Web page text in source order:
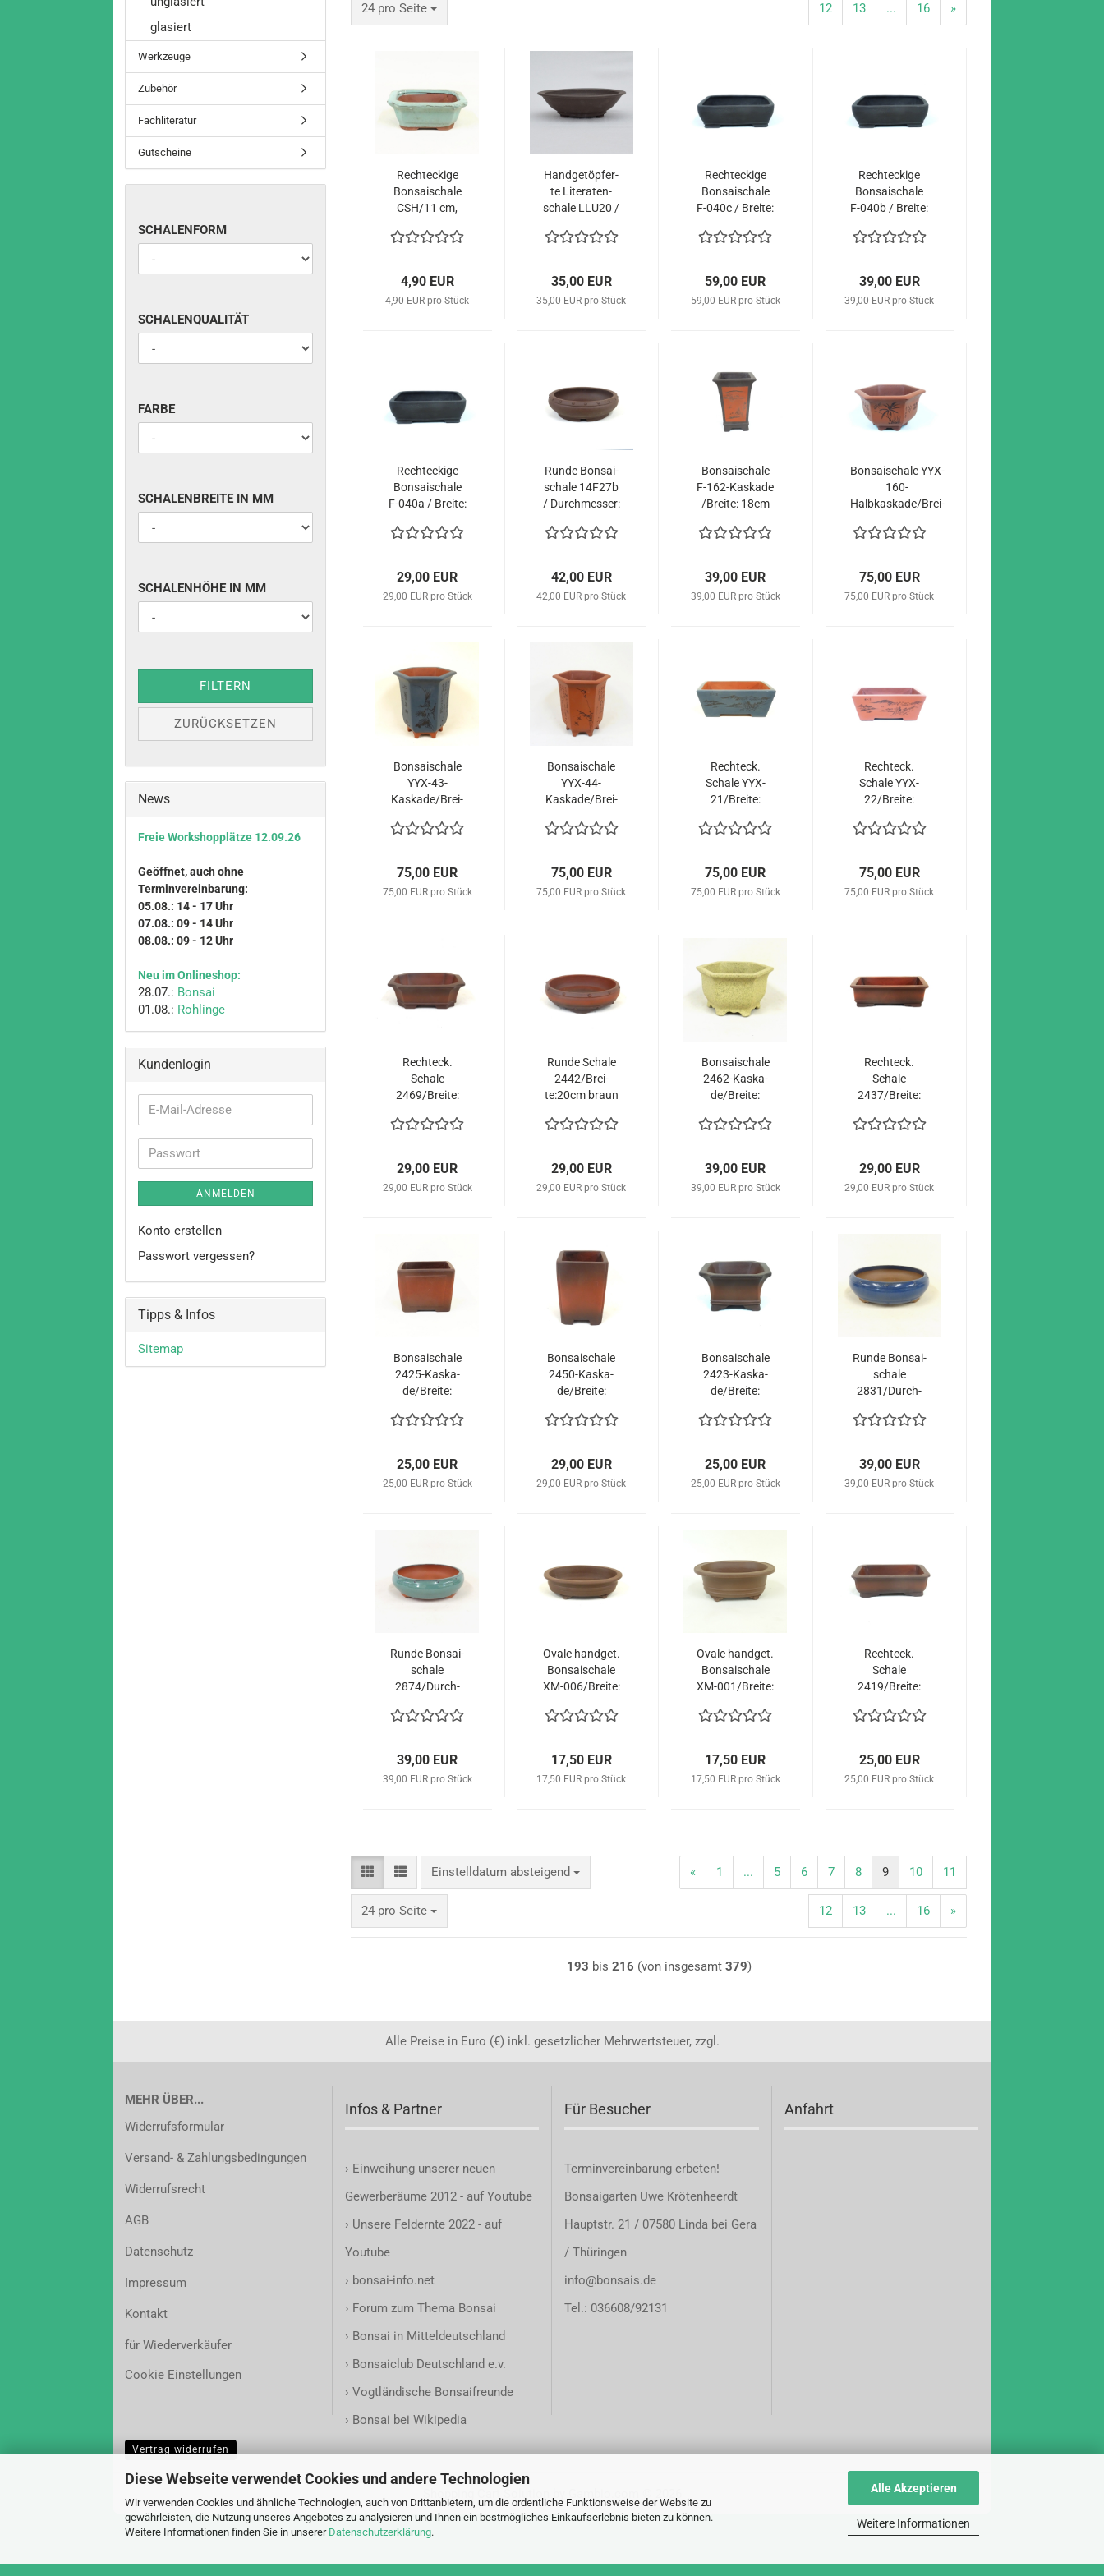
Diese Webseite verwendet Cookies und andere Technologien
Wir verwenden Cookies und ähnliche Technologien, auch von Drittanbietern, um die ordentliche Funktionsweise der Website zu
gewährleisten, die Nutzung unseres Angebotes zu analysieren und Ihnen ein bestmögliches Einkaufserlebnis bieten zu können.
Weitere Informationen finden Sie in unserer Datenschutzerklärung.
Alle Akzeptieren
Weitere Informationen
24 pro Seite
pro Seite 12 13 ... 16 »
Recht­ecki­ge
Bon­sai­scha­le
CSH/11 cm,
4,90 EUR
4,90 EUR pro Stück
Hand­ge­töp­fer­
te Li­te­ra­ten­
scha­le LLU20 /
20 cm braun
35,00 EUR
35,00 EUR pro Stück
Recht­ecki­ge
Bon­sai­scha­le
F-​040c / Brei­te:
59,00 EUR
59,00 EUR pro Stück
Recht­ecki­ge
Bon­sai­scha­le
F-​040b / Brei­te:
39,00 EUR
39,00 EUR pro Stück
Recht­ecki­ge
Bon­sai­scha­le
F-​040a / Brei­te:
29,00 EUR
29,00 EUR pro Stück
Runde Bon­sai­
scha­le 14F27b
/ Durch­mes­ser:
42,00 EUR
42,00 EUR pro Stück
Bon­sai­scha­le
F-​162-​Kaskade
/Brei­te: 18cm
39,00 EUR
39,00 EUR pro Stück
Bon­sai­scha­le YYX-​
160-​
Halbkaskade/Brei­
mit Motiv
75,00 EUR
75,00 EUR pro Stück
Bon­sai­scha­le
YYX-​43-​
Kaskade/Brei­
Motiv, blau
75,00 EUR
75,00 EUR pro Stück
Bon­sai­scha­le
YYX-​44-​
Kaskade/Brei­
braun mit
75,00 EUR
75,00 EUR pro Stück
Recht­eck.
Scha­le YYX-​
21/Brei­te:
Motiv
75,00 EUR
75,00 EUR pro Stück
Recht­eck.
Scha­le YYX-​
22/Brei­te:
mit Motiv
75,00 EUR
75,00 EUR pro Stück
Recht­eck.
Scha­le
2469/Brei­te:
29,00 EUR
29,00 EUR pro Stück
Runde Scha­le
2442/Brei­
te:20cm braun
29,00 EUR
29,00 EUR pro Stück
Bon­sai­scha­le
2462-​Kas­ka­
de/Brei­te:
39,00 EUR
39,00 EUR pro Stück
Recht­eck.
Scha­le
2437/Brei­te:
29,00 EUR
29,00 EUR pro Stück
Bon­sai­scha­le
2425-​Kas­ka­
de/Brei­te:
25,00 EUR
25,00 EUR pro Stück
Bon­sai­scha­le
2450-​Kas­ka­
de/Brei­te:
29,00 EUR
29,00 EUR pro Stück
Bon­sai­scha­le
2423-​Kas­ka­
de/Brei­te:
25,00 EUR
25,00 EUR pro Stück
Runde Bon­sai­
scha­le
2831/Durch­
cm, blau
39,00 EUR
39,00 EUR pro Stück
Runde Bon­sai­
scha­le
2874/Durch­
cm, Tür­kis
39,00 EUR
39,00 EUR pro Stück
Ovale hand­get.
Bon­sai­scha­le
XM-​006/Brei­te:
17,50 EUR
17,50 EUR pro Stück
Ovale hand­get.
Bon­sai­scha­le
XM-​001/Brei­te:
17,50 EUR
17,50 EUR pro Stück
Recht­eck.
Scha­le
2419/Brei­te:
25,00 EUR
25,00 EUR pro Stück
Einstelldatum absteigend
Sortieren nach
24 pro Seite
pro Seite
« 1 ... 5 6 7 8 9 10 11
12 13 ... 16 »
193 bis 216 (von insgesamt 379)
glasiert
Werkzeuge
Zubehör
Fachliteratur
Gutscheine
SCHALENFORM
SCHALENFORM
SCHALENQUALITÄT
SCHALENQUALITÄT
FARBE
FARBE
SCHALENBREITE
IN
MM
SCHALENBREITE IN MM
SCHALENHÖHE
IN
MM
SCHALENHÖHE IN MM
FILTERN
ZURÜCKSETZEN
News
Freie Workshopplätze 12.09.26
Geöffnet, auch ohne
Terminvereinbarung:
05.08.: 14 - 17 Uhr
07.08.: 09 - 14 Uhr
08.08.: 09 - 12 Uhr
Neu im Onlineshop:
28.07.: Bonsai
01.08.: Rohlinge
Kundenlogin
E-
Mail-
Passwort
ANMELDEN
Konto erstellen
Passwort vergessen?
Tipps & Infos
Sitemap
Alle Preise in Euro (€) inkl. gesetzlicher Mehrwertsteuer, zzgl.
MEHR ÜBER...
Widerrufsformular
Versand- & Zahlungsbedingungen
Widerrufsrecht
AGB
Datenschutz
Impressum
Kontakt
für Wiederverkäufer
Cookie Einstellungen
Infos & Partner
› Einweihung unserer neuen
Gewerberäume 2012 - auf Youtube
› Unsere Feldernte 2022 - auf
Youtube
› bonsai-info.net
› Forum zum Thema Bonsai
› Bonsai in Mitteldeutschland
› Bonsaiclub Deutschland e.v.
› Vogtländische Bonsaifreunde
› Bonsai bei Wikipedia
Für Besucher
Terminvereinbarung erbeten!
Bonsaigarten Uwe Krötenheerdt
Hauptstr. 21 / 07580 Linda bei Gera
/ Thüringen
info@bonsais.de
Tel.: 036608/92131
Anfahrt
Vertrag widerrufen